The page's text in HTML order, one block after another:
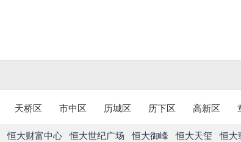
天桥区 市中区 历城区 历下区 高新区
恒大财富中心 恒大世纪广场 恒大御峰 恒大天玺 恒大